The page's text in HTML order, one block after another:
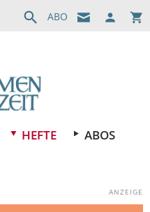
ABO
HEFTE
ABOS